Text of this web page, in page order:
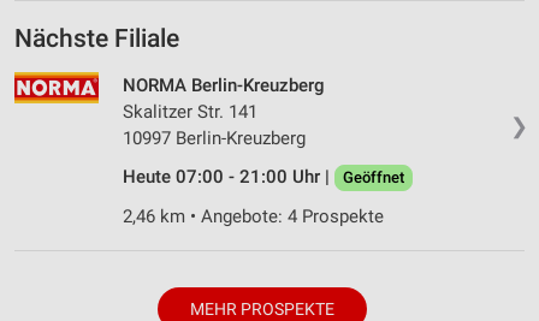
Nächste Filiale
❯
NORMA Berlin-Kreuzberg
Skalitzer Str. 141
10997 Berlin-Kreuzberg
Heute 07:00 - 21:00 Uhr |
Geöffnet
2,46 km • Angebote: 4 Prospekte
MEHR PROSPEKTE